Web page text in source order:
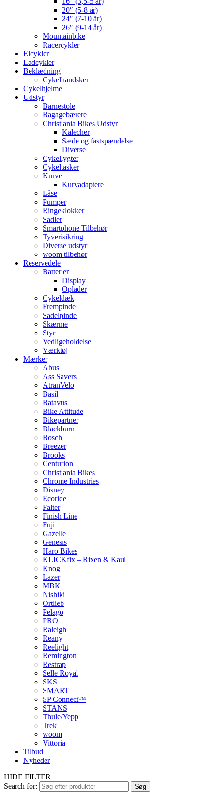
20″ (5-8 år)
24″ (7-10 år)
26″ (9-14 år)
Mountainbike
Racercykler
Elcykler
Ladcykler
Beklædning
Cykelhandsker
Cykelhjelme
Udstyr
Barnestole
Bagagebærere
Christiania Bikes Udstyr
Kalecher
Sæde og fastspændelse
Diverse
Cykellygter
Cykeltasker
Kurve
Kurvadaptere
Låse
Pumper
Ringeklokker
Sadler
Smartphone Tilbehør
Tyverisikring
Diverse udstyr
woom tilbehør
Reservedele
Batterier
Display
Oplader
Cykeldæk
Frempinde
Sadelpinde
Skærme
Styr
Vedligeholdelse
Værktøj
Mærker
Abus
Ass Savers
AtranVelo
Basil
Batavus
Bike Attitude
Bikepartner
Blackburn
Bosch
Breezer
Brooks
Centurion
Christiania Bikes
Chrome Industries
Disney
Ecoride
Falter
Finish Line
Fuji
Gazelle
Genesis
Haro Bikes
KLICKfix – Rixen & Kaul
Knog
Lazer
MBK
Nishiki
Ortlieb
Pelago
PRO
Raleigh
Reany
Reelight
Remington
Restrap
Selle Royal
SKS
SMART
SP Connect™
STANS
Thule/Yepp
Trek
woom
Vittoria
Tilbud
Nyheder
HIDE FILTER
Search for:
Søg